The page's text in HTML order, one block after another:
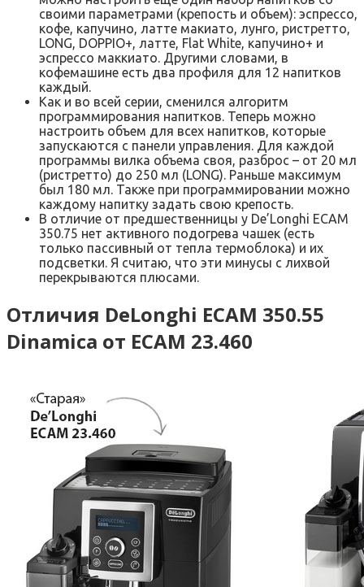
своими параметрами (крепость и объем): эспрессо,
кофе, капучино, латте макиато, лунго, ристретто,
LONG, DOPPIO+, латте, Flat White, капучино+ и
эспрессо маккиато. Другими словами, в
кофемашине есть два профиля для 12 напитков
каждый.
Как и во всей серии, сменился алгоритм
программирования напитков. Теперь можно
настроить объем для всех напитков, которые
запускаются с панели управления. Для каждой
программы вилка объема своя, разброс – от 20 мл
(ристретто) до 250 мл (LONG). Раньше максимум
был 180 мл. Также при программировании можно
каждому напитку задать свою крепость.
В отличие от предшественницы у De’Longhi ECAM
350.75 нет активного подогрева чашек (есть
только пассивный от тепла термоблока) и их
подсветки. Я считаю, что эти минусы с лихвой
перекрываются плюсами.
Отличия DeLonghi ECAM 350.55
Dinamica от ECAM 23.460